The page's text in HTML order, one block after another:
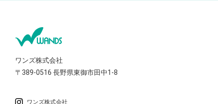
ワンズ株式会社
〒389-0516長野県東御市田中1-8
ワンズ株式会社